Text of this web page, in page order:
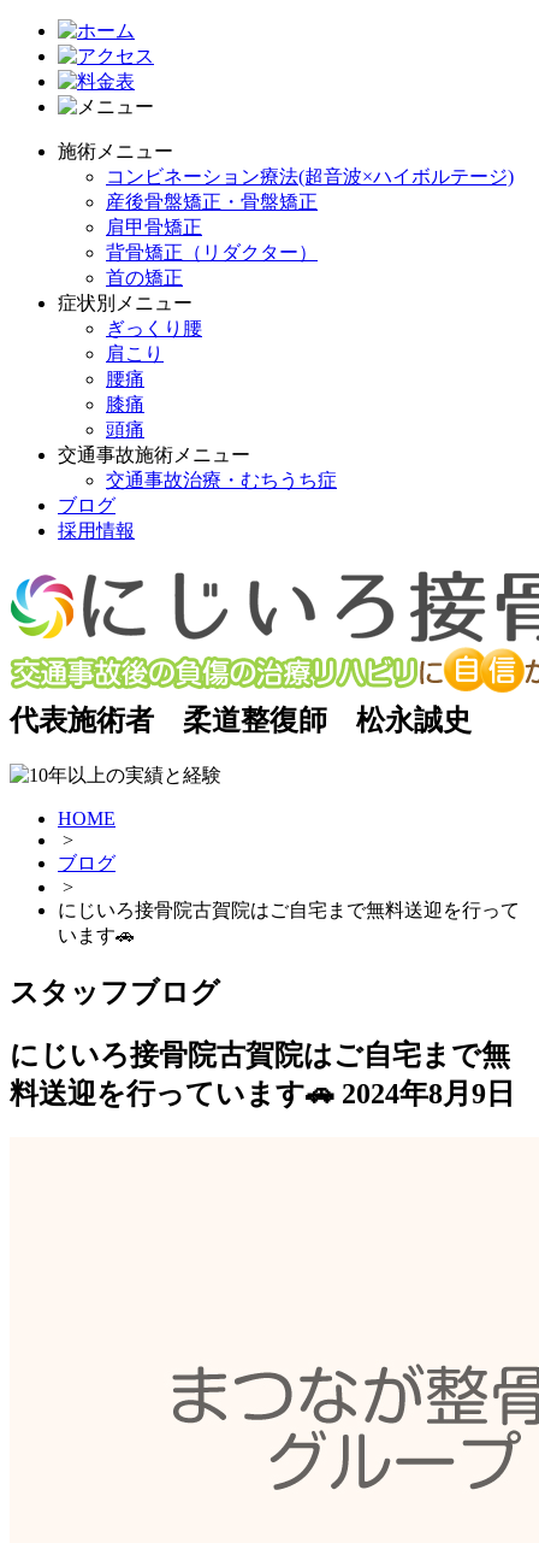
施術メニュー
コンビネーション療法(超音波×ハイボルテージ)
産後骨盤矯正・骨盤矯正
肩甲骨矯正
背骨矯正（リダクター）
首の矯正
症状別メニュー
ぎっくり腰
肩こり
腰痛
膝痛
頭痛
交通事故施術メニュー
交通事故治療・むちうち症
ブログ
採用情報
代表施術者 柔道整復師 松永誠史
HOME
>
ブログ
>
にじいろ接骨院古賀院はご自宅まで無料送迎を行って
います🚗
スタッフブログ
にじいろ接骨院古賀院はご自宅まで無
料送迎を行っています🚗 2024年8月9日